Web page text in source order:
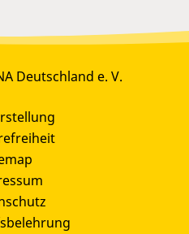
Deutschland e. V.